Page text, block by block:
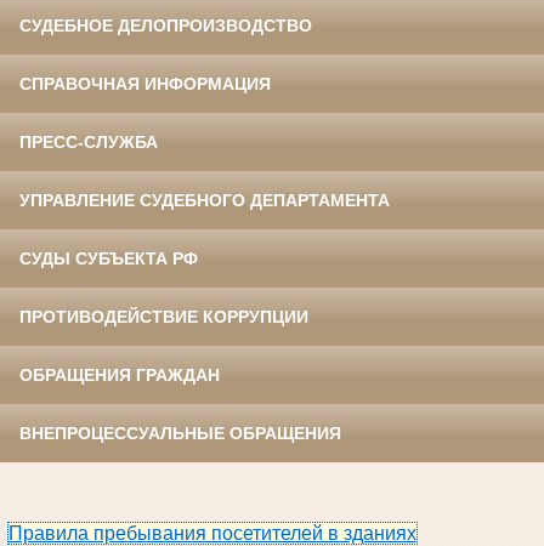
СУДЕБНОЕ ДЕЛОПРОИЗВОДСТВО
СПРАВОЧНАЯ ИНФОРМАЦИЯ
ПРЕСС-СЛУЖБА
УПРАВЛЕНИЕ СУДЕБНОГО ДЕПАРТАМЕНТА
СУДЫ СУБЪЕКТА РФ
ПРОТИВОДЕЙСТВИЕ КОРРУПЦИИ
ОБРАЩЕНИЯ ГРАЖДАН
ВНЕПРОЦЕССУАЛЬНЫЕ ОБРАЩЕНИЯ
Правила пребывания посетителей в зданиях